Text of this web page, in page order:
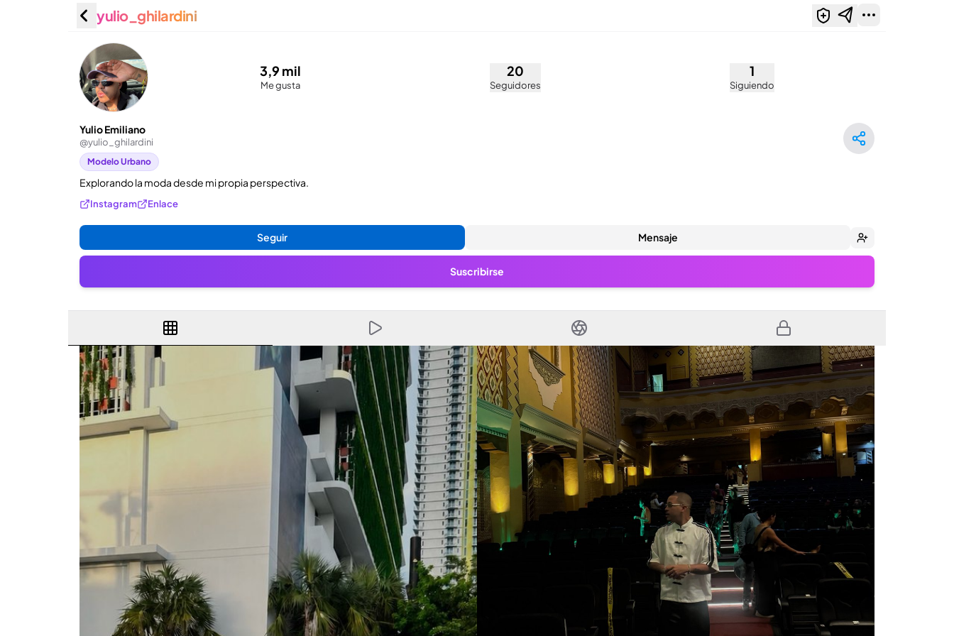
yulio_ghilardini
3,9 mil
Me gusta
20
Seguidores
1
Siguiendo
Yulio Emiliano
@yulio_ghilardini
Modelo Urbano
Explorando la moda desde mi propia perspectiva.
Instagram Enlace
Seguir Mensaje
Suscribirse